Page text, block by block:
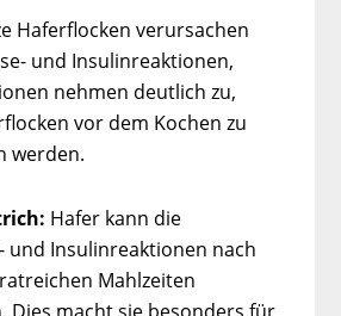
Haferflocken verursachen
und Insulinreaktionen,
nehmen deutlich zu,
vor dem Kochen zu
werden.
Hafer kann die
und Insulinreaktionen nach
Mahlzeiten